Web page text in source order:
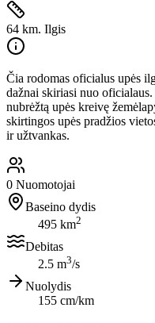
64 km. Ilgis
Čia rodomas oficialus upės
dažnai skiriasi nuo
nubrėžtą upės kreivę
skirtingos upės pradžios
ir užtvankas.
0 Nuomotojai
Baseino dydis
495 km2
Debitas
2.5 m3/s
Nuolydis
155 cm/km